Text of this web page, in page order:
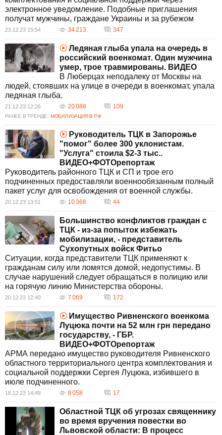
электронное уведомление. Подобные приглашения
получат мужчины, граждане Украины и за рубежом
23.12.23 15:54 34 213 347
Ледяная глыба упала на очередь в
российский военкомат. Один мужчина
умер, трое травмированы. ВИДЕО
В Люберцах неподалеку от Москвы на
людей, стоявших на улице в очереди в военкомат, упала
ледяная глыба.
21.12.23 12:26 20 088 109
РАНЕЕ В ТРЕНДЕ: МОБИЛИЗАЦИЯ В РФ
Руководитель ТЦК в Запорожье
"помог" более 300 уклонистам.
"Услуга" стоила $2-3 тыс..
ВИДЕО+ФОТОрепортаж
Руководитель районного ТЦК и СП и трое его
подчиненных предоставляли военнообязанным полный
пакет услуг для освобождения от военной службы.
20.12.23 13:51 10 368 44
Большинство конфликтов граждан с
ТЦК - из-за попыток избежать
мобилизации, - представитель
Сухопутных войск Фитьо
Ситуации, когда представители ТЦК применяют к
гражданам силу или ломятся домой, недопустимы. В
случае нарушений следует обращаться в полицию или
на горячую линию Министерства обороны.
20.12.23 12:40 7 069 172
Имущество Ривненского военкома
Луцюка почти на 52 млн грн передано
государству, - ГБР.
ВИДЕО+ФОТОрепортаж
АРМА передано имущество руководителя Ривненского
областного территориального центра комплектования и
социальной поддержки Сергея Луцюка, избившего в
июле подчиненного.
18.12.23 14:49 8 058 17
Областной ТЦК об угрозах священнику
во время вручения повестки во
Львовской области: В процесс